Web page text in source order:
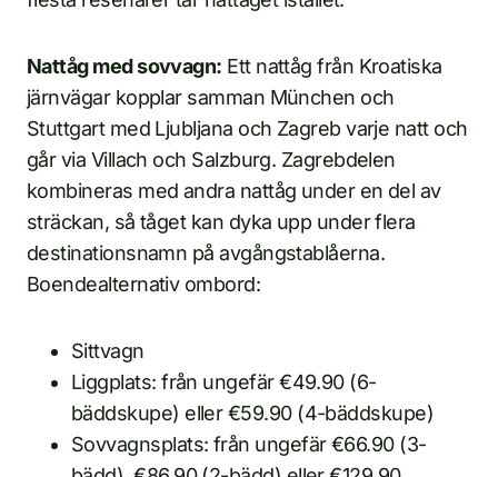
Nattåg med sovvagn: Ett nattåg från Kroatiska
järnvägar kopplar samman München och
Stuttgart med Ljubljana och Zagreb varje natt och
går via Villach och Salzburg. Zagrebdelen
kombineras med andra nattåg under en del av
sträckan, så tåget kan dyka upp under flera
destinationsnamn på avgångstablåerna.
Boendealternativ ombord:
Sittvagn
Liggplats: från ungefär €49.90 (6-
bäddskupe) eller €59.90 (4-bäddskupe)
Sovvagnsplats: från ungefär €66.90 (3-